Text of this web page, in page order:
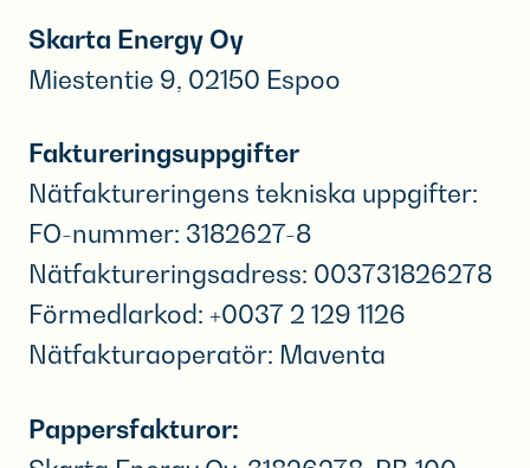
Skarta Energy Oy
Miestentie 9, 02150 Espoo
Faktureringsuppgifter
Nätfaktureringens tekniska uppgifter:
FO-nummer: 3182627-8
Nätfaktureringsadress: 003731826278
Förmedlarkod: +0037 2 129 1126
Nätfakturaoperatör: Maventa
Pappersfakturor: